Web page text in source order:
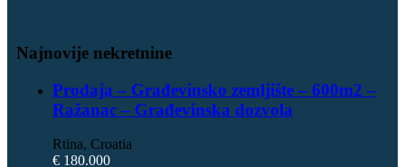
Najnovije nekretnine
Prodaja – Građevinsko zemljište – 600m2 –
Ražanac – Građevinska dozvola
Rtina, Croatia
€ 180.000